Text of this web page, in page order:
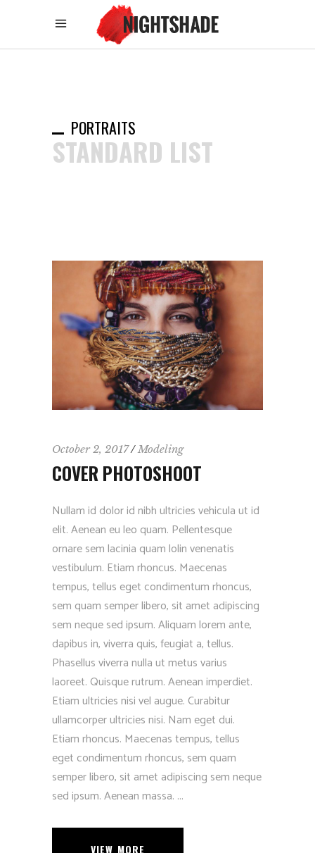
PORTRAITS
STANDARD LIST
October 2, 2017 Modeling
COVER PHOTOSHOOT
Nullam id dolor id nibh ultricies vehicula ut id
elit. Aenean eu leo quam. Pellentesque
ornare sem lacinia quam lolin venenatis
vestibulum. Etiam rhoncus. Maecenas
tempus, tellus eget condimentum rhoncus,
sem quam semper libero, sit amet adipiscing
sem neque sed ipsum. Aliquam lorem ante,
dapibus in, viverra quis, feugiat a, tellus.
Phasellus viverra nulla ut metus varius
laoreet. Quisque rutrum. Aenean imperdiet.
Etiam ultricies nisi vel augue. Curabitur
ullamcorper ultricies nisi. Nam eget dui.
Etiam rhoncus. Maecenas tempus, tellus
eget condimentum rhoncus, sem quam
semper libero, sit amet adipiscing sem neque
sed ipsum. Aenean massa.
VIEW MORE